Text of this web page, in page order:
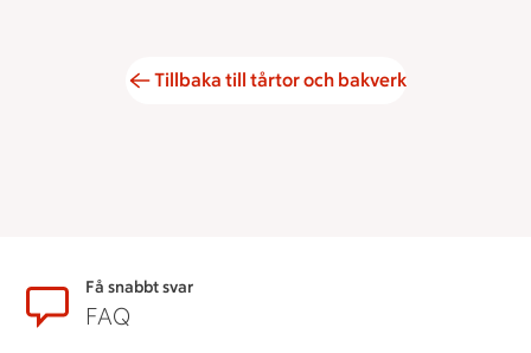
Tillbaka till tårtor och bakverk
SidfotFå snabbt svar
FAQ